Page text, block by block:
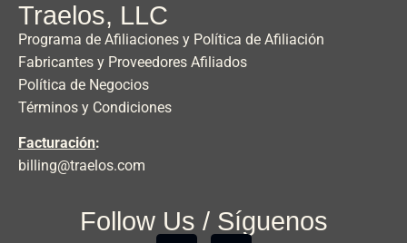
Traelos, LLC
Programa de Afiliaciones y Política de Afiliación
Fabricantes y Proveedores Afiliados
Política de Negocios
Términos y Condiciones
Facturación:
billing@traelos.com
Follow Us / Síguenos